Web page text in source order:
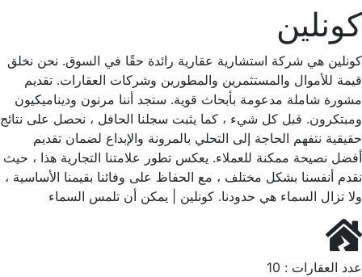
كونلين
كونلين هي شركة استشارية عقارية رائدة حقًا في السوق. نحن نخلق
قيمة للأموال والمستثمرين والمطورين وشركات العقارات. تقديم
مشورة شاملة مدعومة بأبحاث قوية. ستجد أننا مرنون وديناميكيون
ومبتكرون. قبل كل شيء ، كما يثبت سجلنا الحافل ، نحصل على نتائج
حقيقية نتفهم الحاجة إلى التحلي بالمرونة والإبداع لضمان تقديم
أفضل نصيحة ممكنة للعملاء. يعكس تطور علامتنا التجارية هذا ، حيث
نقدم أنفسنا بشكل مختلف ، مع الحفاظ على وفائنا بقيمنا الأساسية ،
ولا تزال السماء هي حدودنا. كونلين | يمكن أن تلمس السماء
عدد العقارات : 10